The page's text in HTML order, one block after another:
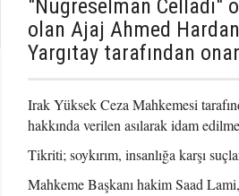
"Nugreselman
olan Ajaj Ahmed
Yargıtay tarafından
Irak Yüksek Ceza Mahkemesi
hakkında verilen asılarak idam
Tikriti; soykırım, insanlığa karşı
Mahkeme Başkanı hakim Saad